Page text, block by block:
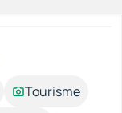
Tourisme